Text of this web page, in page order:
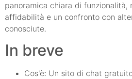
panoramica chiara di funzionalità,
affidabilità e un confronto con
conosciute.
In breve
Cos'è: Un sito di chat